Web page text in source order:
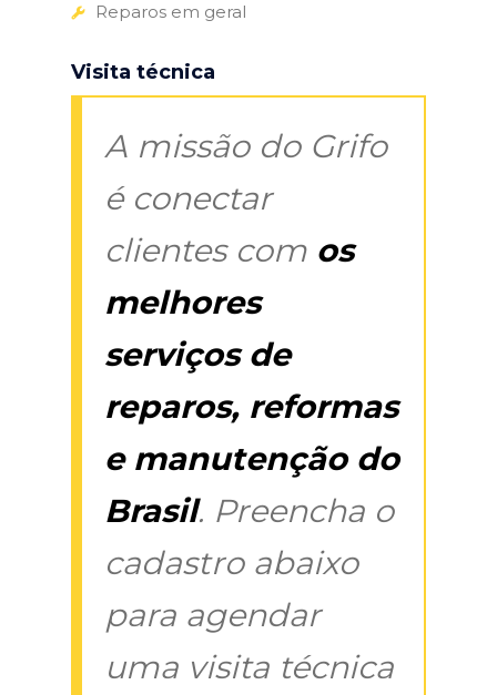
Reparos em geral
Visita técnica
A missão do Grifo
é conectar
clientes com os
melhores
serviços de
reparos, reformas
e manutenção do
Brasil. Preencha o
cadastro abaixo
para agendar
uma visita técnica